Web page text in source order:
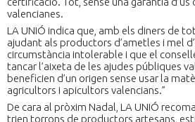
valencianes.
LA UNIÓ indica que, amb els diners de
ajudant als productors d’ametles i mel
circumstància intolerable i que el
tancar l’aixeta de les ajudes públiques
beneficien d’un origen sense usar la
agricultors i apicultors valencians.”
De cara al pròxim Nadal, LA UNIÓ
trien torrons de productors artesans,